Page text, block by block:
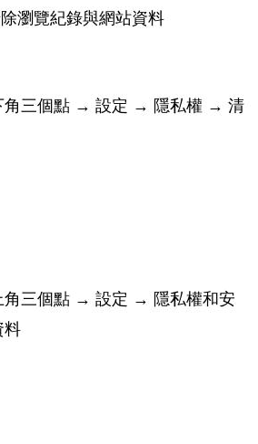
瀏覽紀錄與網站資料
角三個點 → 設定 → 隱私權 → 清
角三個點 → 設定 → 隱私權和安
料